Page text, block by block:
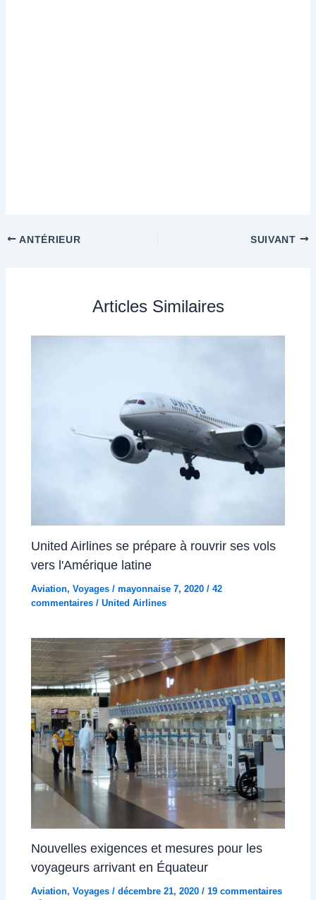
ANTÉRIEUR SUIVANT
Articles Similaires
United Airlines se prépare à rouvrir ses vols
vers l'Amérique latine
Aviation,Voyages /mayonnaise 7, 2020/42
commentaires /United Airlines
Nouvelles exigences et mesures pour les
voyageurs arrivant en Équateur
Aviation,Voyages /décembre 21, 2020/19 commentaires